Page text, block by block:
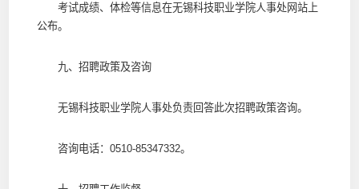
考试成绩、体检等信息在无锡科技职业学院人事处网站上
公布。
九、招聘政策及咨询
无锡科技职业学院人事处负责回答此次招聘政策咨询。
咨询电话：0510-85347332。